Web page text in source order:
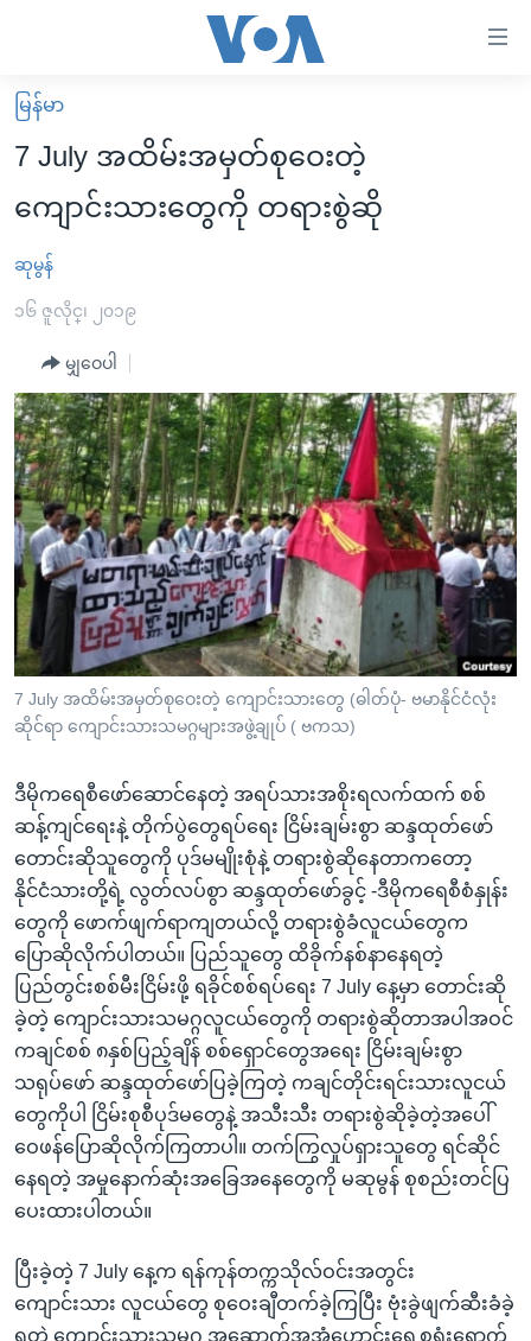
လွယ်ကူ
စေ
များ
ပင်မ
ကျော်
ကြည့်
ရန်
ပင်မ
အ
ညွန်း
စာမျက်နှာ
သို့
ကျော်
ကြည့်
ရန်
ရန်
နေရာ
သို့
ကျော်
ရန်
မူလစာမျက်နှာ
မြန်မာ
ကမ္ဘာ့သတင်းများ
နိုင်ငံတကာ
အစ္စရေး-ပါလက်စတိုင်း
ဗွီဒီယို
သတင်းလွတ်လပ်ခွင့်
အင်္ဂလိပ်စာလေ့လာမယ်
အမေရိကန်သုံးအီဒီယံ
မကြေးမုံရဲ့ အင်္ဂလိပ်စာ
ရုပ်ရှင်ထဲက အင်္ဂလိပ်စာ
သုတပဒေသာ အင်္ဂလိပ်စာ
အပတ်စဉ်ကဏ္ဍများ
ရေဒီယို
တီဗွီ
ရေဒီယိုနှင့်ရုပ်သံ အချက်အလက်များ
ရေဒီယို/တီဗွီအစီအစဉ်
Learning English
ဗွီအိုအေ လူမှုကွန်ယက်များ
မြန်မာ
7 July အထိမ်းအမှတ်စုဝေးတဲ့
ကျောင်းသားတွေကို တရားစွဲဆို
ဆုမွန်
၁၆ ဇူလိုင္၊ ၂၀၁၉
မျှဝေပါ
7 July အထိမ်းအမှတ်စုဝေးတဲ့ ကျောင်းသားတွေ (ဓါတ်ပုံ- ဗမာနိုင်ငံလုံး
ဆိုင်ရာ ကျောင်းသားသမဂ္ဂများအဖွဲ့ချုပ် ( ဗကသ)
ဒီမိုကရေစီဖော်ဆောင်နေတဲ့ အရပ်သားအစိုးရလက်ထက် စစ်
ဆန့်ကျင်ရေးနဲ့ တိုက်ပွဲတွေရပ်ရေး ငြိမ်းချမ်းစွာ ဆန္ဒထုတ်ဖော်
တောင်းဆိုသူတွေကို ပုဒ်မမျိုးစုံနဲ့ တရားစွဲဆိုနေတာကတော့
နိုင်ငံသားတို့ရဲ့ လွတ်လပ်စွာ ဆန္ဒထုတ်ဖော်ခွင့် -ဒီမိုကရေစီစံနှုန်း
တွေကို ဖောက်ဖျက်ရာကျတယ်လို့ တရားစွဲခံလူငယ်တွေက
ပြောဆိုလိုက်ပါတယ်။ ပြည်သူတွေ ထိခိုက်နစ်နာနေရတဲ့
ပြည်တွင်းစစ်မီးငြိမ်းဖို့ ရခိုင်စစ်ရပ်ရေး 7 July နေ့မှာ တောင်းဆို
ခဲ့တဲ့ ကျောင်းသားသမဂ္ဂလူငယ်တွေကို တရားစွဲဆိုတာအပါအဝင်
ကချင်စစ် ၈နှစ်ပြည့်ချိန် စစ်ရှောင်တွေအရေး ငြိမ်းချမ်းစွာ
သရုပ်ဖော် ဆန္ဒထုတ်ဖော်ပြခဲ့ကြတဲ့ ကချင်တိုင်းရင်းသားလူငယ်
တွေကိုပါ ငြိမ်းစုစီပုဒ်မတွေနဲ့ အသီးသီး တရားစွဲဆိုခဲ့တဲ့အပေါ်
ဝေဖန်ပြောဆိုလိုက်ကြတာပါ။ တက်ကြွလှုပ်ရှားသူတွေ ရင်ဆိုင်
နေရတဲ့ အမှုနောက်ဆုံးအခြေအနေတွေကို မဆုမွန် စုစည်းတင်ပြ
ပေးထားပါတယ်။
ပြီးခဲ့တဲ့ 7 July နေ့က ရန်ကုန်တက္ကသိုလ်ဝင်းအတွင်း
ကျောင်းသား လူငယ်တွေ စုဝေးချီတက်ခဲ့ကြပြီး ဗုံးခွဲဖျက်ဆီးခံခဲ့
ရတဲ့ ကျောင်းသားသမဂ္ဂ အဆောက်အအုံဟောင်းရှေ့စုရုံးရောက်